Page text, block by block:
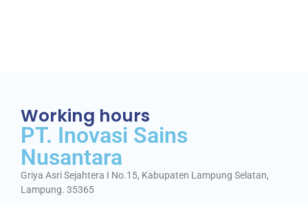
Working hours
PT. Inovasi Sains
Nusantara
Griya Asri Sejahtera I No.15, Kabupaten Lampung Selatan,
Lampung. 35365